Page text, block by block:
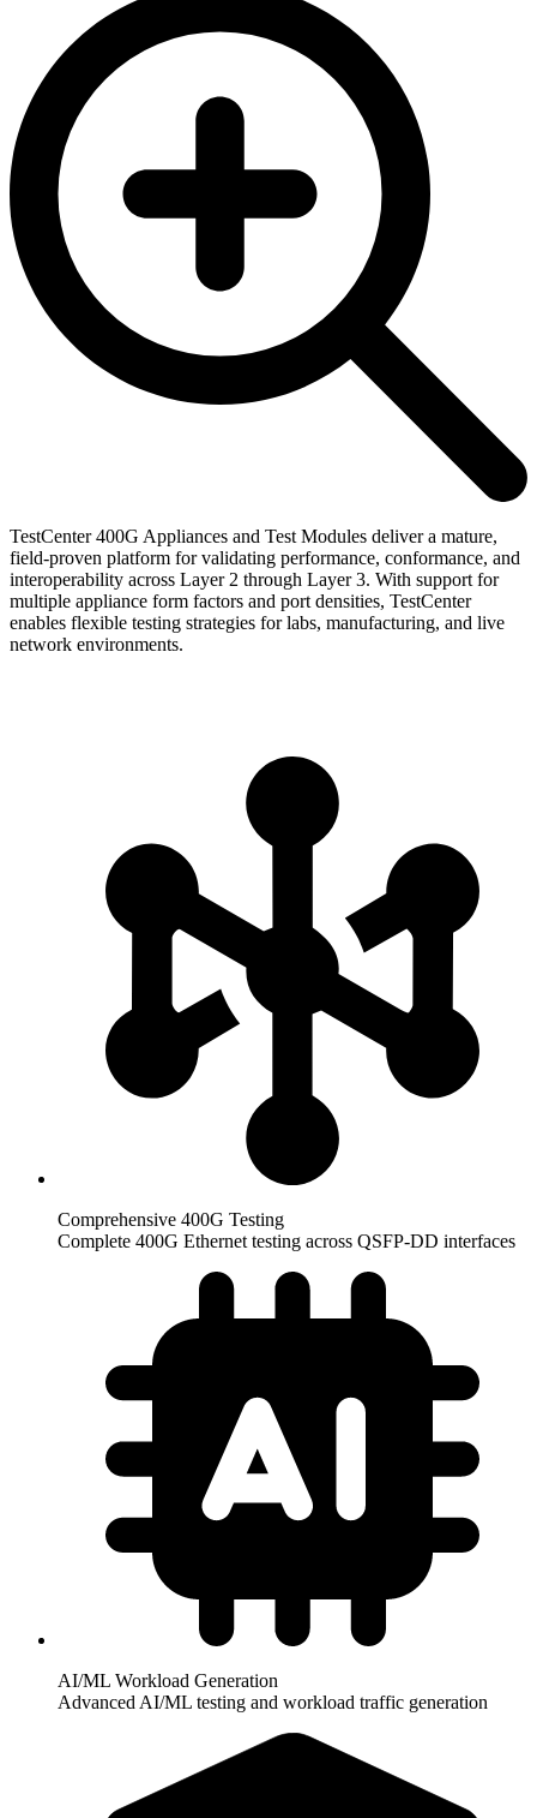
TestCenter 400G Appliances and Test Modules deliver a mature,
field-proven platform for validating performance, conformance, and
interoperability across Layer 2 through Layer 3. With support for
multiple appliance form factors and port densities, TestCenter
enables flexible testing strategies for labs, manufacturing, and live
network environments.
Comprehensive 400G Testing​
Complete 400G Ethernet testing across QSFP-DD interfaces​
AI/ML Workload Generation​
Advanced AI/ML testing and workload traffic generation​